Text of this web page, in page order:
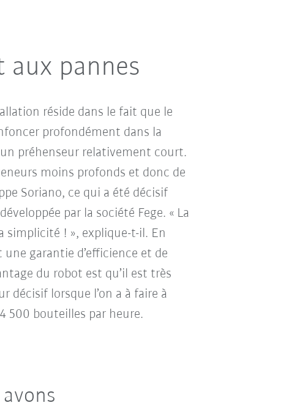
aux pannes
réside dans le fait que le
profondément dans la
préhenseur relativement court.
moins profonds et donc de
Soriano, ce qui a été décisif
par la société Fege. « La
! », explique-t-il. En
garantie d’efficience et de
du robot est qu’il est très
décisif lorsque l’on a à faire à
500 bouteilles par heure.